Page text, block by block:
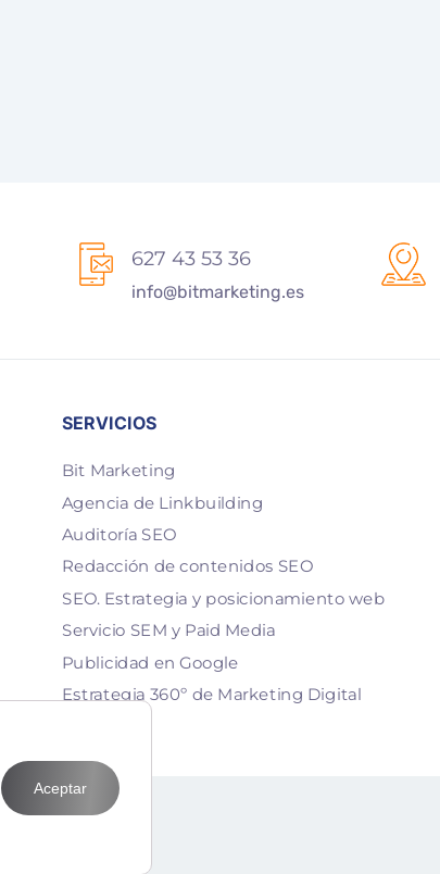
627 43 53 36
info@bitmarketing.es
SERVICIOS
Bit Marketing
Agencia de Linkbuilding
Auditoría SEO
Redacción de contenidos SEO
SEO. Estrategia y posicionamiento web
Servicio SEM y Paid Media
Publicidad en Google
Estrategia 360º de Marketing Digital
Aceptar